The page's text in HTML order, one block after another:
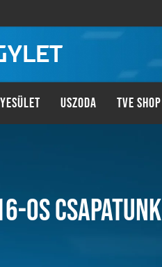
USZODA TVE SHOP
OS CSAPATUNK